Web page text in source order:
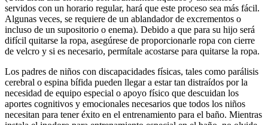
servidos con un horario regular, hará que este proceso sea más fácil.
Algunas veces, se requiere de un ablandador de excrementos o
incluso de un supositorio o enema). Debido a que para su hijo será
difícil quitarse la ropa, asegúrese de proporcionarle ropa con cierre
de velcro y si es necesario, permítale acostarse para quitarse la ropa.
Los padres de niños con discapacidades físicas, tales como parálisis
cerebral o espina bífida pueden llegar a estar tan distraídos por la
necesidad de equipo especial o apoyo físico que descuidan los
aportes cognitivos y emocionales necesarios que todos los niños
necesitan para tener éxito en el entrenamiento para el baño. Mientras